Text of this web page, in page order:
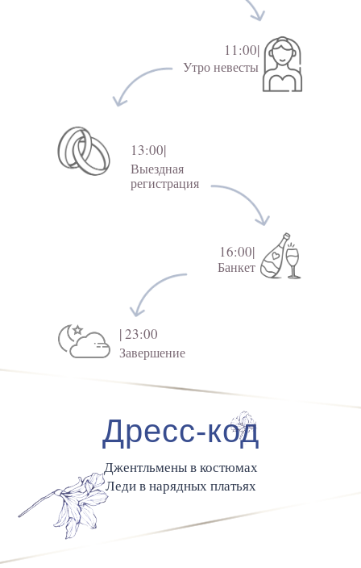
Дресс-код
11:00|
| 23:00
13:00|
Выездная
регистрация
Утро невесты
Завершение
Джентльмены в костюмах
Леди в нарядных платьях
16:00|
Банкет